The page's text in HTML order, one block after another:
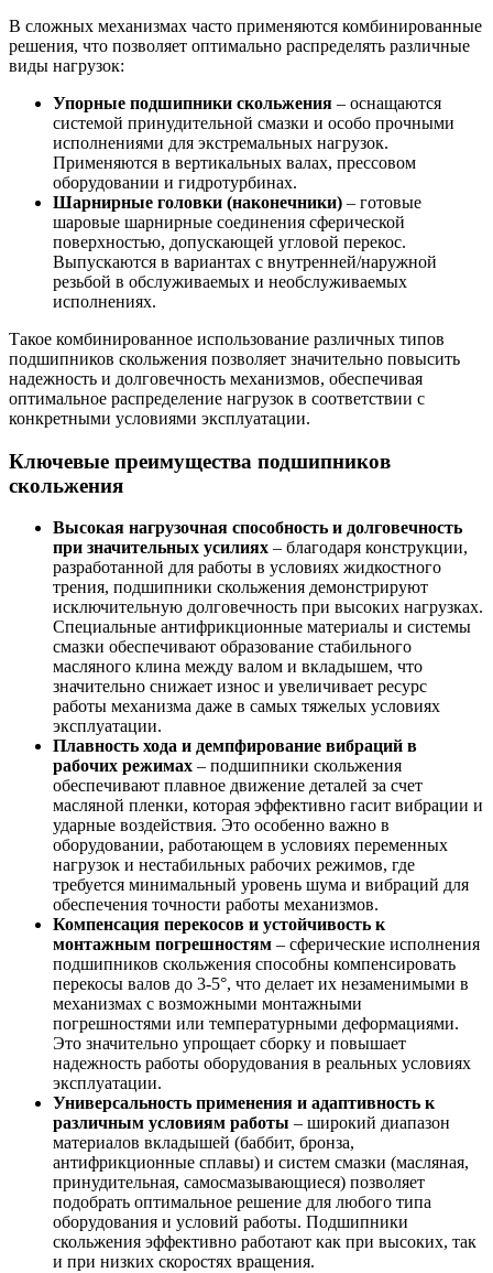
В сложных механизмах часто применяются комбинированные
решения, что позволяет оптимально распределять различные
виды нагрузок:
Упорные подшипники скольжения – оснащаются
системой принудительной смазки и особо прочными
исполнениями для экстремальных нагрузок.
Применяются в вертикальных валах, прессовом
оборудовании и гидротурбинах.
Шарнирные головки (наконечники) – готовые
шаровые шарнирные соединения сферической
поверхностью, допускающей угловой перекос.
Выпускаются в вариантах с внутренней/наружной
резьбой в обслуживаемых и необслуживаемых
исполнениях.
Такое комбинированное использование различных типов
подшипников скольжения позволяет значительно повысить
надежность и долговечность механизмов, обеспечивая
оптимальное распределение нагрузок в соответствии с
конкретными условиями эксплуатации.
Ключевые преимущества подшипников
скольжения
Высокая нагрузочная способность и долговечность
при значительных усилиях – благодаря конструкции,
разработанной для работы в условиях жидкостного
трения, подшипники скольжения демонстрируют
исключительную долговечность при высоких нагрузках.
Специальные антифрикционные материалы и системы
смазки обеспечивают образование стабильного
масляного клина между валом и вкладышем, что
значительно снижает износ и увеличивает ресурс
работы механизма даже в самых тяжелых условиях
эксплуатации.
Плавность хода и демпфирование вибраций в
рабочих режимах – подшипники скольжения
обеспечивают плавное движение деталей за счет
масляной пленки, которая эффективно гасит вибрации и
ударные воздействия. Это особенно важно в
оборудовании, работающем в условиях переменных
нагрузок и нестабильных рабочих режимов, где
требуется минимальный уровень шума и вибраций для
обеспечения точности работы механизмов.
Компенсация перекосов и устойчивость к
монтажным погрешностям – сферические исполнения
подшипников скольжения способны компенсировать
перекосы валов до 3-5°, что делает их незаменимыми в
механизмах с возможными монтажными
погрешностями или температурными деформациями.
Это значительно упрощает сборку и повышает
надежность работы оборудования в реальных условиях
эксплуатации.
Универсальность применения и адаптивность к
различным условиям работы – широкий диапазон
материалов вкладышей (баббит, бронза,
антифрикционные сплавы) и систем смазки (масляная,
принудительная, самосмазывающиеся) позволяет
подобрать оптимальное решение для любого типа
оборудования и условий работы. Подшипники
скольжения эффективно работают как при высоких, так
и при низких скоростях вращения.